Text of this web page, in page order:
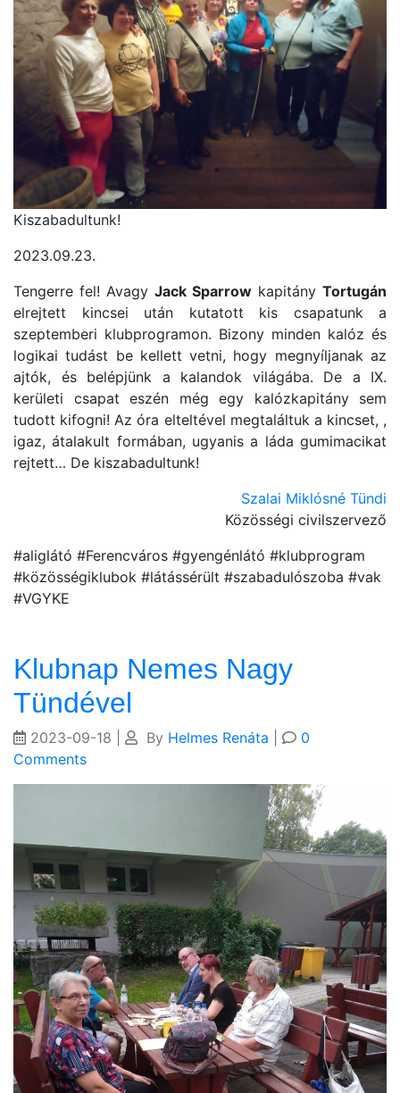
Kiszabadultunk!
2023.09.23.
Tengerre fel! Avagy Jack Sparrow kapitány Tortugán
elrejtett kincsei után kutatott kis csapatunk a
szeptemberi klubprogramon. Bizony minden kalóz és
logikai tudást be kellett vetni, hogy megnyíljanak az
ajtók, és belépjünk a kalandok világába. De a IX.
kerületi csapat eszén még egy kalózkapitány sem
tudott kifogni! Az óra elteltével megtaláltuk a kincset, ,
igaz, átalakult formában, ugyanis a láda gumimacikat
rejtett… De kiszabadultunk!
Szalai Miklósné Tündi
Közösségi civilszervező
#aliglátó #Ferencváros #gyengénlátó #klubprogram
#közösségiklubok #látássérült #szabadulószoba #vak
#VGYKE
Klubnap Nemes Nagy
Tündével
2023-09-18 By Helmes Renáta
0
Comments